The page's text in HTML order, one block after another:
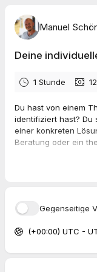
Manuel
Deine
1 Stunde
Du hast von einem
identifiziert hast?
einer konkreten
Beratung oder ein
Ich arbeite ich als
dir von mir
Gegenseitige
(+00:00) UTC -